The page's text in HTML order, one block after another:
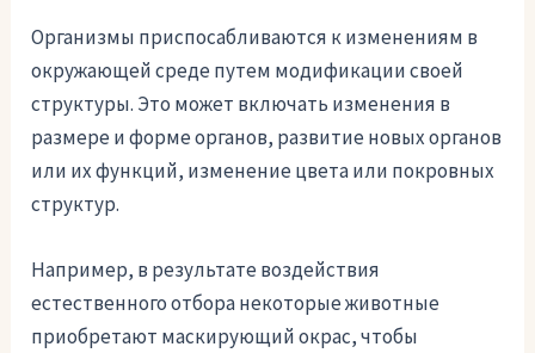
Организмы приспосабливаются к изменениям в
окружающей среде путем модификации своей
структуры. Это может включать изменения в
размере и форме органов, развитие новых органов
или их функций, изменение цвета или покровных
структур.
Например, в результате воздействия
естественного отбора некоторые животные
приобретают маскирующий окрас, чтобы